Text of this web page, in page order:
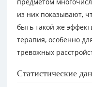
из них показывают,
быть такой же
терапия, особенно
тревожных
Статистические